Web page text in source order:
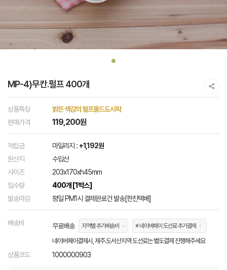
MP-4)무칸.펄프 400개
상품특징
밝은 색감의 펄프몰드도시락
판매가격
119,200원
적립금 마일리지 : +1,192원
원산지
수입산
사이즈
203x170xh45mm
입수량
400개 [1박스]
발송마감
평일 PM1시 결제완료건 발송[한진택배]
배송비 무료배송 지역별 추가배송비 ※ 네이버페이 도선료 추가결제
네이버페이결제시, 제주.도서산지역 도선료는 별도결제 진행해주세요
상품코드 1000000903